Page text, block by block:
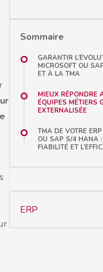
Sommaire
GARANTIR
MICROSOFT OU
ET À LA TMA
MIEUX RÉPONDRE
ÉQUIPES MÉTIERS
EXTERNALISÉE
TMA DE VOTRE
OU SAP S/4 HANA
FIABILITÉ ET
ERP